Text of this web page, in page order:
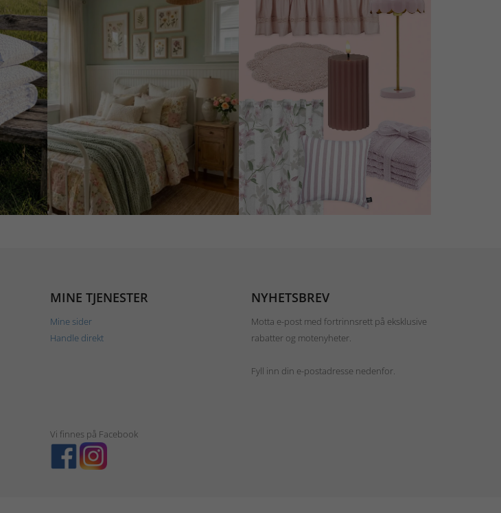
MINE TJENESTER
Mine sider
Handle direkt
NYHETSBREV
Motta e-post med fortrinnsrett på eksklusive
rabatter og motenyheter.
Fyll inn din e-postadresse nedenfor.
Vi finnes på Facebook